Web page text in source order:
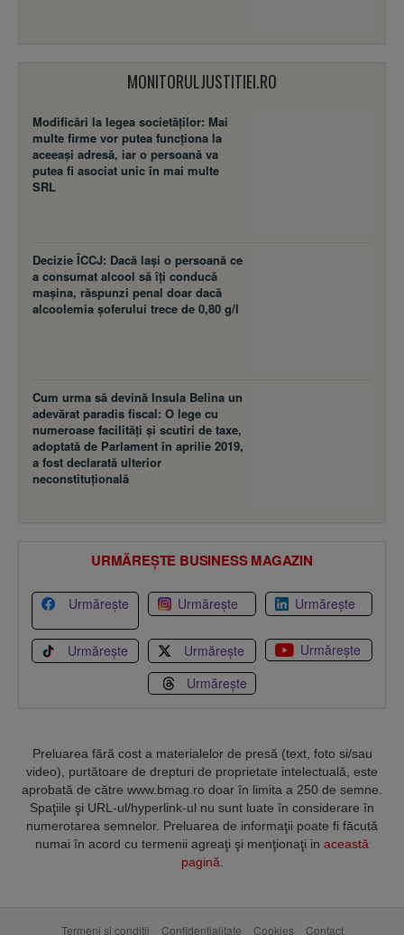
MONITORULJUSTITIEI.RO
Modificări la legea societăţilor: Mai
multe firme vor putea funcţiona la
aceeaşi adresă, iar o persoană va
putea fi asociat unic în mai multe
SRL
Decizie ÎCCJ: Dacă laşi o persoană ce
a consumat alcool să îţi conducă
maşina, răspunzi penal doar dacă
alcoolemia şoferului trece de 0,80 g/l
Cum urma să devină Insula Belina un
adevărat paradis fiscal: O lege cu
numeroase facilităţi şi scutiri de taxe,
adoptată de Parlament în aprilie 2019,
a fost declarată ulterior
neconstituţională
URMĂREȘTE BUSINESS MAGAZIN
Urmărește Urmărește Urmărește
Urmărește Urmărește
Urmărește
Urmărește
Preluarea fără cost a materialelor de presă (text, foto si/sau
video), purtătoare de drepturi de proprietate intelectuală, este
aprobată de către www.bmag.ro doar în limita a 250 de semne.
Spaţiile şi URL-ul/hyperlink-ul nu sunt luate în considerare în
numerotarea semnelor. Preluarea de informaţii poate fi făcută
numai în acord cu termenii agreaţi şi menţionaţi in această
pagină
Termeni și condiții Confidențialitate Cookies Contact